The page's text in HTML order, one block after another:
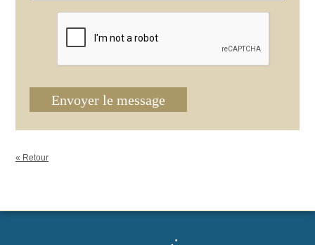
Envoyer le message
« Retour